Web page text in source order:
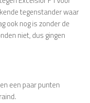
tegenstander waar
ook nog is zonder de
niet, dus gingen
een paar punten